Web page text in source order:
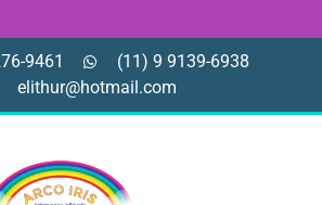
9461
(11) 9 9139-6938
elithur@hotmail.com